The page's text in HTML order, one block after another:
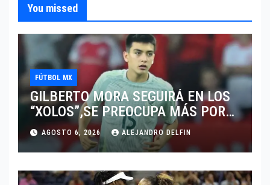
You missed
FÚTBOL MX
GILBERTO MORA SEGUIRÁ EN LOS
“XOLOS”,SE PREOCUPA MÁS POR
JUGAR EN SU EQUIPO.
AGOSTO 6, 2026 ALEJANDRO DELFIN